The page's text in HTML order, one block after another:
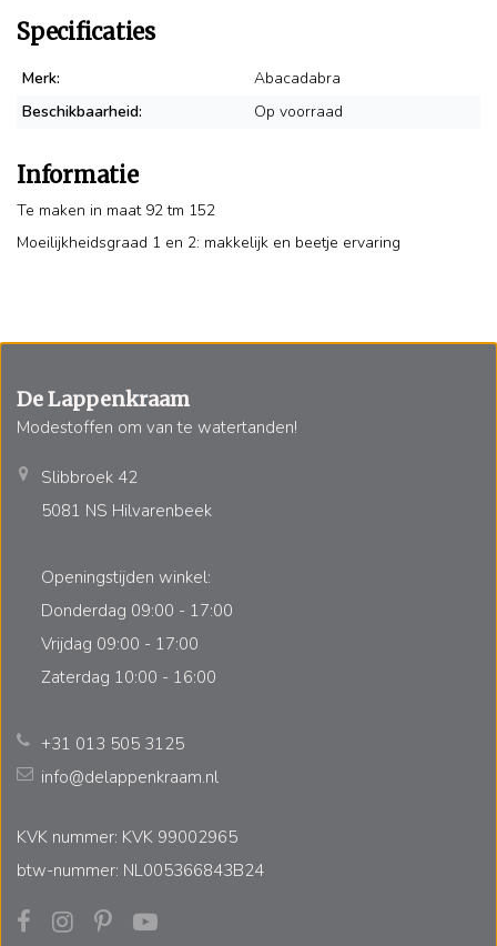
Specificaties
Merk:
Abacadabra
Beschikbaarheid:
Op voorraad
Informatie
Te maken in maat 92 tm 152
Moeilijkheidsgraad 1 en 2: makkelijk en beetje ervaring
De Lappenkraam
Modestoffen om van te watertanden!
Slibbroek 42
5081 NS Hilvarenbeek
Openingstijden winkel:
Donderdag 09:00 - 17:00
Vrijdag 09:00 - 17:00
Zaterdag 10:00 - 16:00
+31 013 505 3125
info@delappenkraam.nl
KVK nummer: KVK 99002965
btw-nummer: NL005366843B24